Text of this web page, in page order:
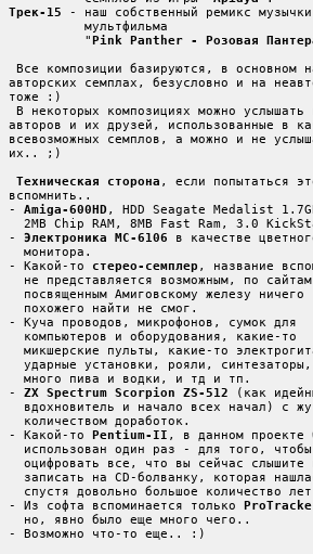
Трек-15 - наш собственный ремикс
          мультфильма
          "
Pink Panther - Розовая
Все композиции базируются, в основном
авторских семплах, безусловно и на
тоже :)
В некоторых композициях можно услышать
авторов и их друзей, использованные в
всевозможных семплов, а можно и не
их.. ;)
Техническая сторона , если попытаться
вспомнить..
- Amiga-600HD, HDD Seagate Medalist
2MB Chip RAM, 8MB Fast Ram, 3.0
- Электроника МС-6106 в качестве
  монитора.
- Какой-то стерео-семплер , название
не представляется возможным, по
  посвященным Амиговскому железу ничего
  похожего найти не смог.
- Куча проводов, микрофонов, сумок для
  компьютеров и оборудования, какие-то
микшерские пульты, какие-то
ударные установки, рояли,
  много пива и водки, и тд и тп.
- ZX Spectrum Scorpion ZS-512 (как
вдохновитель и начало всех начал) с
  количеством доработок.
- Какой-то Pentium-II , в данном проекте
  использован один раз - для того, чтобы
оцифровать все, что вы сейчас слышите
записать на CD-болванку, которая
спустя довольно большое количество
- Из софта вспоминается только
  но, явно было еще много чего..
- Возможно что-то еще.. :)